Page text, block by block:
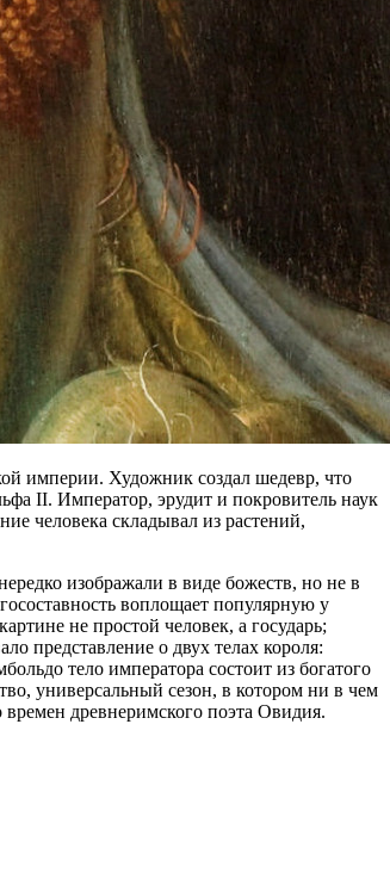
империи. Художник создал шедевр, что
II. Император, эрудит и покровитель наук
человека складывал из растений,
изображали в виде божеств, но не в
воплощает популярную у
не простой человек, а государь;
представление о двух телах короля:
тело императора состоит из богатого
универсальный сезон, в котором ни в чем
времен древнеримского поэта Овидия.